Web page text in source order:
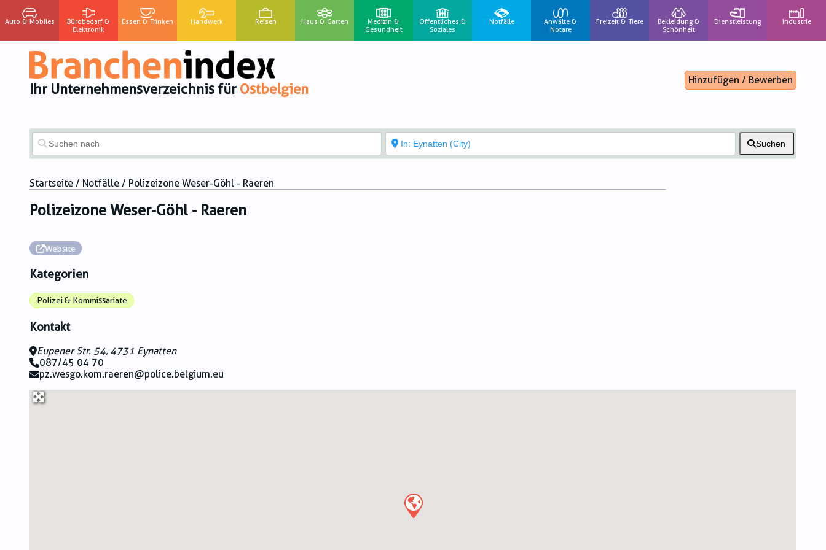
Auto & Mobiles
Bürobedarf &
Elektronik
Essen & Trinken Handwerk Reisen Haus & Garten
Medizin &
Gesundheit
Öffentliches &
Soziales
Notfälle
Anwälte &
Notare
Freizeit & Tiere
Bekleidung &
Schönheit
Dienstleistung Industrie
Ihr Unternehmensverzeichnis für Ostbelgien
Hinzufügen / Bewerben
Suchen
Startseite / Notfälle / Polizeizone Weser-Göhl - Raeren
Polizeizone Weser-Göhl - Raeren
Website
Kategorien
Polizei & Kommissariate
Kontakt
Eupener Str. 54, 4731 Eynatten
087/45 04 70
pz.wesgo.kom.raeren@police.belgium.eu